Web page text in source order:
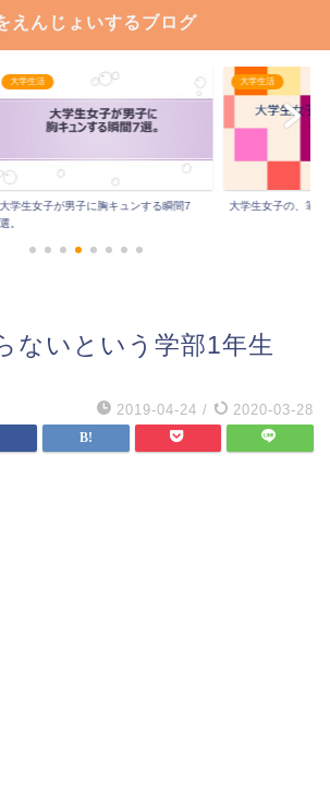
えんじょいするブログ
学生活
生女子が男子に胸キュンする瞬間7
大学生活
大学生女子の、筆箱の
ないという学部1年生
2019-04-24 / 2020-03-28